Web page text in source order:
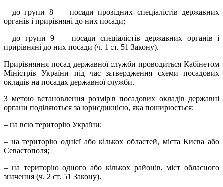
– до групи 8 — посади провідних спеціалістів державних
органів і прирівняні до них посади;
– до групи 9 — посади спеціалістів державних органів і
прирівняні до них посади (ч. 1 ст. 51 Закону).
Прирівняння посад державної служби проводиться Кабінетом
Міністрів України під час затвердження схеми посадових
окладів на посадах державної служби.
З метою встановлення розмірів посадових окладів державні
органи поділяються за юрисдикцією, яка поширюється:
– на всю територію України;
– на територію однієї або кількох областей, міста Києва або
Севастополя;
– на територію одного або кількох районів, міст обласного
значення (ч. 2 ст. 51 Закону).